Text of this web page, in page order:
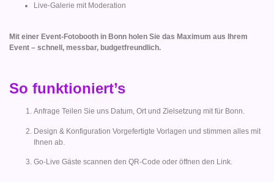
Live-Galerie mit Moderation
Mit einer Event-Fotobooth in Bonn holen Sie das Maximum aus Ihrem
Event – schnell, messbar, budgetfreundlich.
So funktioniert’s
Anfrage Teilen Sie uns Datum, Ort und Zielsetzung mit für Bonn.
Design & Konfiguration Vorgefertigte Vorlagen und stimmen alles mit
Ihnen ab.
Go-Live Gäste scannen den QR-Code oder öffnen den Link.